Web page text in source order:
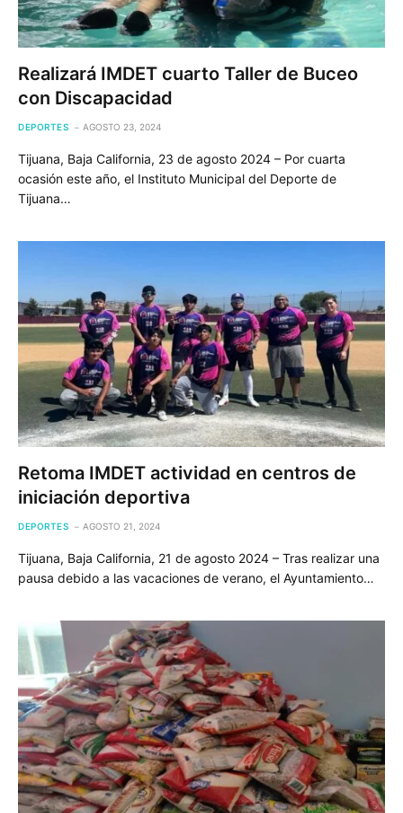
Realizará IMDET cuarto Taller de Buceo
con Discapacidad
DEPORTES AGOSTO 23, 2024
Tijuana, Baja California, 23 de agosto 2024 – Por cuarta
ocasión este año, el Instituto Municipal del Deporte de
Tijuana…
Retoma IMDET actividad en centros de
iniciación deportiva
DEPORTES AGOSTO 21, 2024
Tijuana, Baja California, 21 de agosto 2024 – Tras realizar una
pausa debido a las vacaciones de verano, el Ayuntamiento…